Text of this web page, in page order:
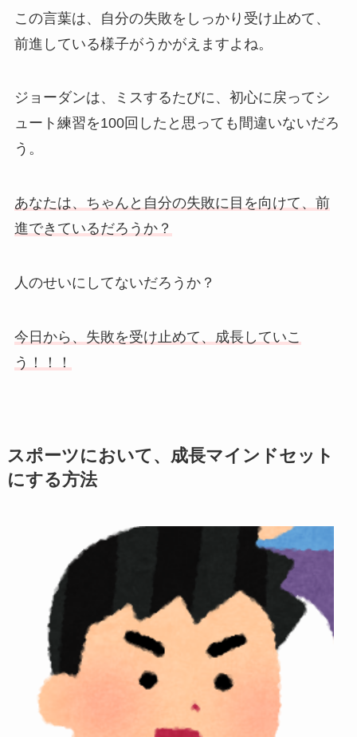
この言葉は、自分の失敗をしっかり受け止めて、
前進している様子がうかがえますよね。
ジョーダンは、ミスするたびに、初心に戻ってシ
ュート練習を100回したと思っても間違いないだろ
う。
あなたは、ちゃんと自分の失敗に目を向けて、前
進できているだろうか？
人のせいにしてないだろうか？
今日から、失敗を受け止めて、成長していこ
う！！！
スポーツにおいて、成長マインドセット
にする方法